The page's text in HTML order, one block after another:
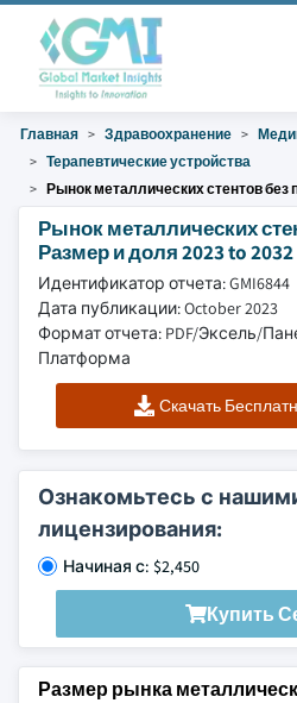
Главная Здравоохранение
Терапевтические устройства
Рынок металлических стентов без
Рынок металлических
Размер и доля 2023 to 2032
Идентификатор отчета: GMI6844
Дата публикации: October 2023
Формат отчета: PDF/Эксель/
Платформа
Скачать
Ознакомьтесь с
лицензирования:
Начиная с: $2,450
Купить
Размер рынка